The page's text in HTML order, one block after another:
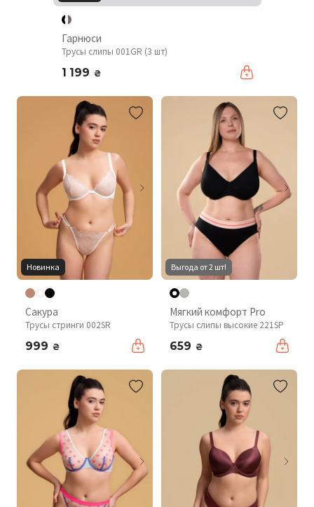
Гарнюси
Трусы слипы 001GR (3 шт)
1 199 ₴
Новинка
Сакура
Трусы стринги 002SR
999 ₴
Выгода от 2 шт!
Мягкий комфорт Pro
Трусы слипы высокие 221SP
659 ₴